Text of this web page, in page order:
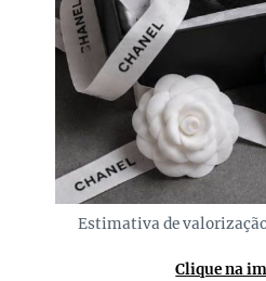
Estimativa de
Clique na